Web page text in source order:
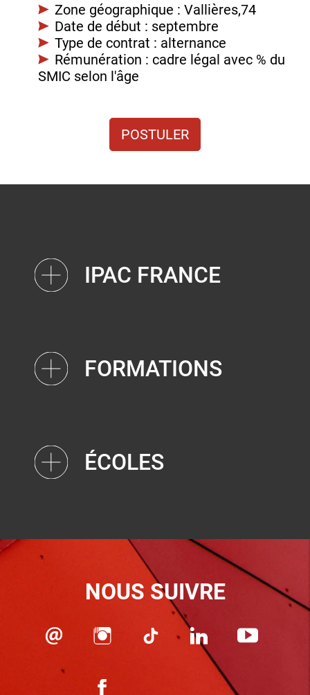
Zone géographique : Vallières,74
Date de début : septembre
Type de contrat : alternance
Rémunération : cadre légal avec % du
SMIC selon l'âge
POSTULER
IPAC FRANCE
FORMATIONS
ÉCOLES
NOUS SUIVRE